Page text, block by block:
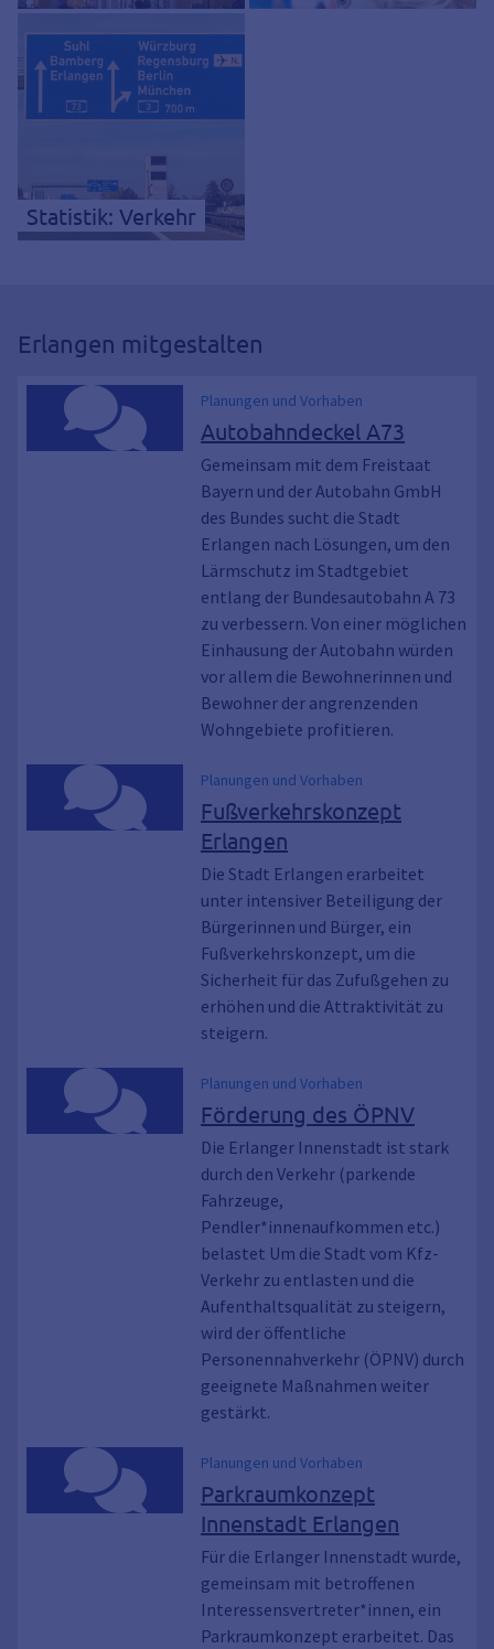
Statistik: Verkehr
Erlangen mitgestalten
Planungen und Vorhaben
Autobahndeckel A73
Gemeinsam mit dem Freistaat
Bayern und der Autobahn GmbH
des Bundes sucht die Stadt
Erlangen nach Lösungen, um den
Lärmschutz im Stadtgebiet
entlang der Bundesautobahn A 73
zu verbessern. Von einer möglichen
Einhausung der Autobahn würden
vor allem die Bewohnerinnen und
Bewohner der angrenzenden
Wohngebiete profitieren.
Planungen und Vorhaben
Fußverkehrskonzept
Erlangen
Die Stadt Erlangen erarbeitet
unter intensiver Beteiligung der
Bürgerinnen und Bürger, ein
Fußverkehrskonzept, um die
Sicherheit für das Zufußgehen zu
erhöhen und die Attraktivität zu
steigern.
Planungen und Vorhaben
Förderung des ÖPNV
Die Erlanger Innenstadt ist stark
durch den Verkehr (parkende
Fahrzeuge,
Pendler*innenaufkommen etc.)
belastet Um die Stadt vom Kfz-
Verkehr zu entlasten und die
Aufenthaltsqualität zu steigern,
wird der öffentliche
Personennahverkehr (ÖPNV) durch
geeignete Maßnahmen weiter
gestärkt.
Planungen und Vorhaben
Parkraumkonzept
Innenstadt Erlangen
Für die Erlanger Innenstadt wurde,
gemeinsam mit betroffenen
Interessensvertreter*innen, ein
Parkraumkonzept erarbeitet. Das